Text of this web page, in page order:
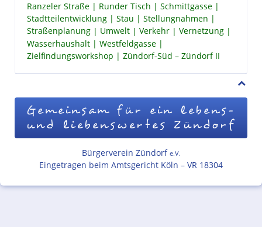
Ranzeler Straße
Runder Tisch
Schmittgasse
Stadtteilentwicklung
Stau
Stellungnahmen
Straßenplanung
Umwelt Verkehr
Vernetzung
Wasserhaushalt
Westfeldgasse
Zielfindungsworkshop
Zündorf-Süd – Zündorf II
Gemeinsam für ein lebens-
und liebenswertes Zündorf
Bürgerverein Zündorf e.V.
Eingetragen beim Amtsgericht Köln – VR 18304